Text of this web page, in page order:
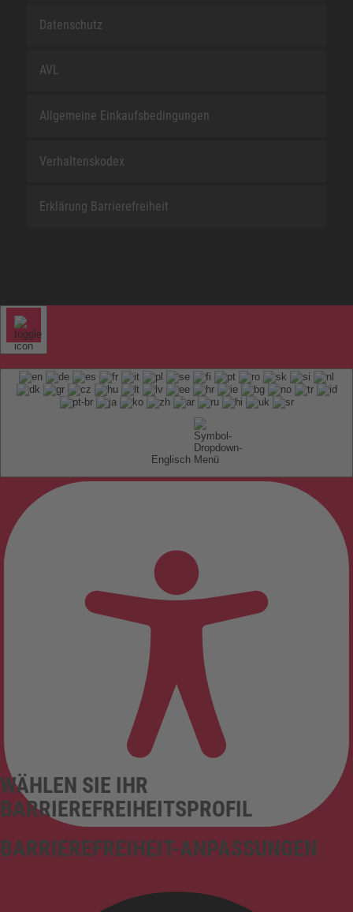
Datenschutz
AVL
Allgemeine Einkaufsbedingungen
Verhaltenskodex
Erklärung Barrierefreiheit
Englisch
BARRIEREFREIHEIT-ANPASSUNGEN
WÄHLEN SIE IHR
BARRIEREFREIHEITSPROFIL